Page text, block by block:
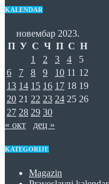
KALENDAR
новембар 2023.
П У С Ч П С Н
1
2 3 4
5
6
7 8 9 10 11 12
13 14 15 16 17 18 19
20 21 22 23 24 25 26
27 28 29 30
« окт
дец »
KATEGORIJE
Magazin